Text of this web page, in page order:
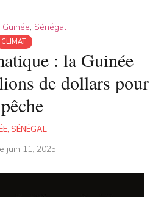
Guinée, Sénégal
CLIMAT
: la Guinée
de dollars pour
, SÉNÉGAL
juin 11, 2025